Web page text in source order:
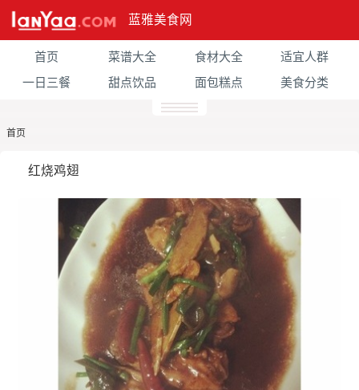
蓝雅美食网
首页 菜谱大全 食材大全
适宜人群
一日三餐
甜点饮品 面包糕点 美食分类
首页
红烧鸡翅